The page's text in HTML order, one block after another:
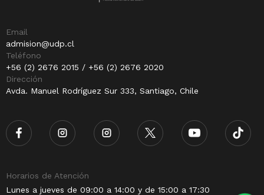
Email
admision@udp.cl
Teléfono
+56 (2) 2676 2015 / +56 (2) 2676 2020
Dirección
Avda. Manuel Rodríguez Sur 333, Santiago, Chile
Horarios de Atención
Lunes a jueves de 09:00 a 14:00 y de 15:00 a 17:30